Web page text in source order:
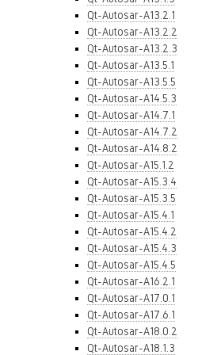
Qt-Autosar-A13.2.1
Qt-Autosar-A13.2.2
Qt-Autosar-A13.2.3
Qt-Autosar-A13.5.1
Qt-Autosar-A13.5.5
Qt-Autosar-A14.5.3
Qt-Autosar-A14.7.1
Qt-Autosar-A14.7.2
Qt-Autosar-A14.8.2
Qt-Autosar-A15.1.2
Qt-Autosar-A15.3.4
Qt-Autosar-A15.3.5
Qt-Autosar-A15.4.1
Qt-Autosar-A15.4.2
Qt-Autosar-A15.4.3
Qt-Autosar-A15.4.5
Qt-Autosar-A16.2.1
Qt-Autosar-A17.0.1
Qt-Autosar-A17.6.1
Qt-Autosar-A18.0.2
Qt-Autosar-A18.1.3